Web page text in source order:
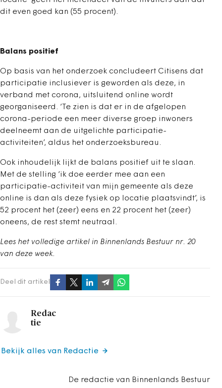
dit even goed kan (55 procent).
Balans positief
Op basis van het onderzoek concludeert Citisens dat
participatie inclusiever is geworden als deze, in
verband met corona, uitsluitend online wordt
georganiseerd. ‘Te zien is dat er in de afgelopen
corona-periode een meer diverse groep inwoners
deelneemt aan de uitgelichte participatie-
activiteiten’, aldus het onderzoeksbureau.
Ook inhoudelijk lijkt de balans positief uit te slaan.
Met de stelling ‘ik doe eerder mee aan een
participatie-activiteit van mijn gemeente als deze
online is dan als deze fysiek op locatie plaatsvindt’, is
52 procent het (zeer) eens en 22 procent het (zeer)
oneens, de rest stemt neutraal.
Lees het volledige artikel in Binnenlands Bestuur nr. 20
van deze week.
Deel dit artikel
Redac
tie
De redactie van Binnenlands Bestuur
Bekijk alles van Redactie